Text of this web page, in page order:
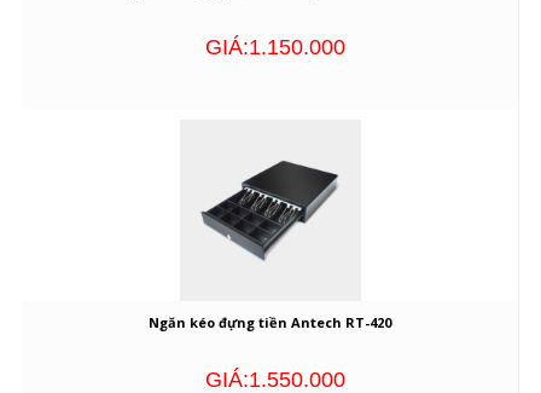
GIÁ:1.150.000
Ngăn kéo đựng tiền Antech RT-420
GIÁ:1.550.000